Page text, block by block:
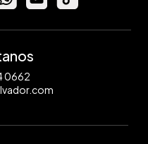
0662